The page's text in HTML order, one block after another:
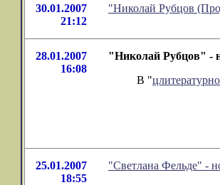
30.01.2007
21:12
"Николай Рубцов
28.01.2007
16:08
"Николай Рубцов" -
В "
25.01.2007
18:55
"Светлана Фельде" -